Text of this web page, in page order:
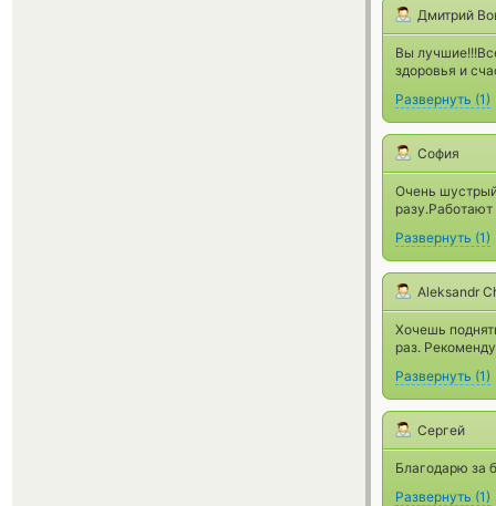
Дмитрий
Вы
здоровья и
Развернуть (1)
София
Очень
разу.Работают
Развернуть (1)
Aleksandr
Хочешь
раз.
Развернуть (1)
Сергей
Благодарю за
Развернуть (1)